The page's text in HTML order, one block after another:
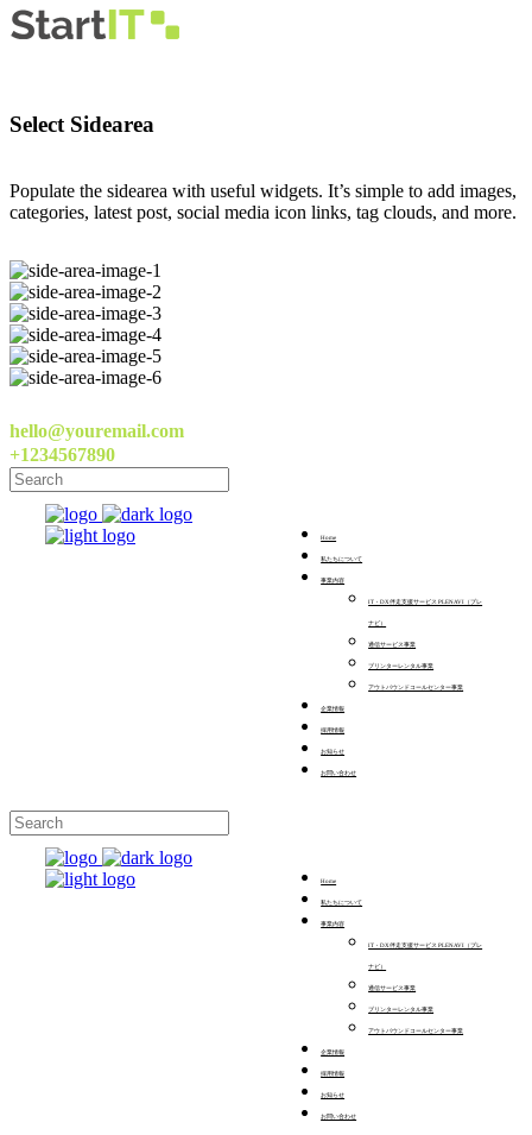
Select Sidearea
Populate the sidearea with useful widgets. It’s simple to add images,
categories, latest post, social media icon links, tag clouds, and more.
hello@youremail.com
+1234567890
Home
私たちについて
事業内容
IT・DX伴走支援サービス PLENAVI（プレ
ナビ）
通信サービス事業
プリンターレンタル事業
アウトバウンドコールセンター事業
企業情報
採用情報
お知らせ
お問い合わせ
Home
私たちについて
事業内容
IT・DX伴走支援サービス PLENAVI（プレ
ナビ）
通信サービス事業
プリンターレンタル事業
アウトバウンドコールセンター事業
企業情報
採用情報
お知らせ
お問い合わせ